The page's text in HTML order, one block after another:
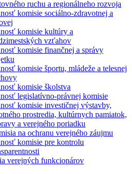
ruchu a regionálneho rozvoja
komisie sociálno-zdravotnej a
komisie kultúry a
vzťahov
komisie finančnej a správy
komisie športu, mládeže a telesnej
komisie školstva
legislatívno-právnej komisie
komisie investičnej výstavby,
prostredia, kultúrnych pamiatok,
a verejného poriadku
na ochranu verejného záujmu
komisie pre kontrolu
verejných funkcionárov